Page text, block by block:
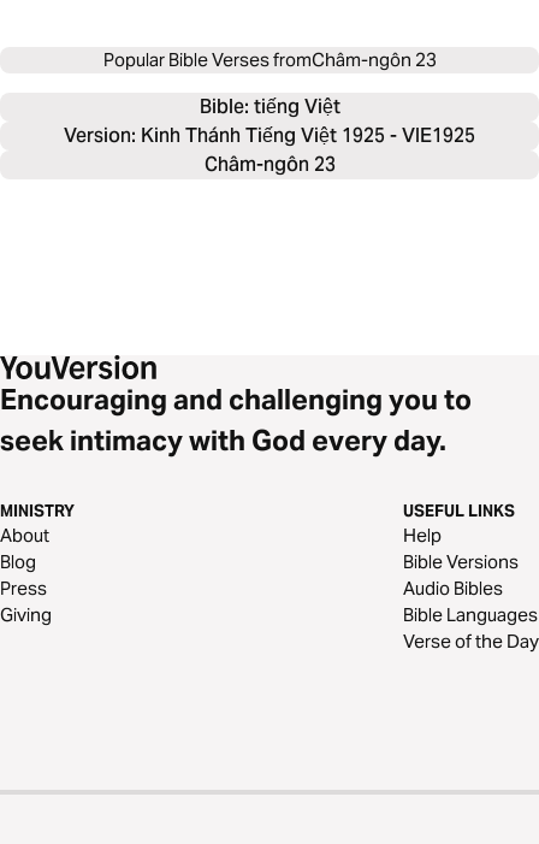
Popular Bible Verses fromChâm-ngôn 23
Bible: tiếng Việt
Version: Kinh Thánh Tiếng Việt 1925 - VIE1925
Châm-ngôn 23
Encouraging and challenging you to
seek intimacy with God every day.
MINISTRY
About
Blog
Press
Giving
USEFUL LINKS
Help
Bible Versions
Audio Bibles
Bible Languages
Verse of the Day